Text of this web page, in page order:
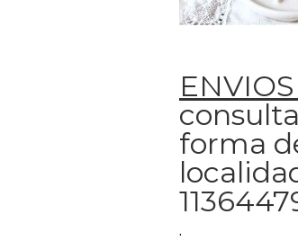
ENVIOS
forma
.